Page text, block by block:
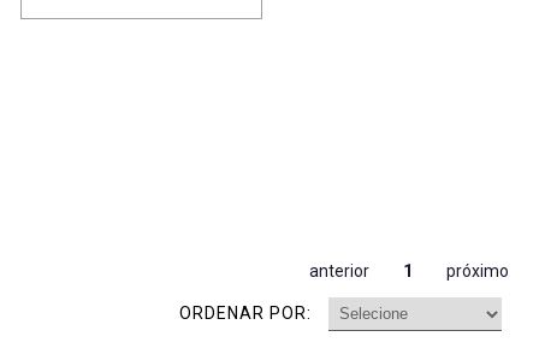
anterior 1 próximo
ORDENAR POR: